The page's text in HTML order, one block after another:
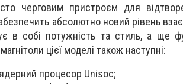
черговим пристроєм для
абсолютно новий рівень
в собі потужність та стиль, а ще
цієї моделі також наступні:
процесор Unisoc;